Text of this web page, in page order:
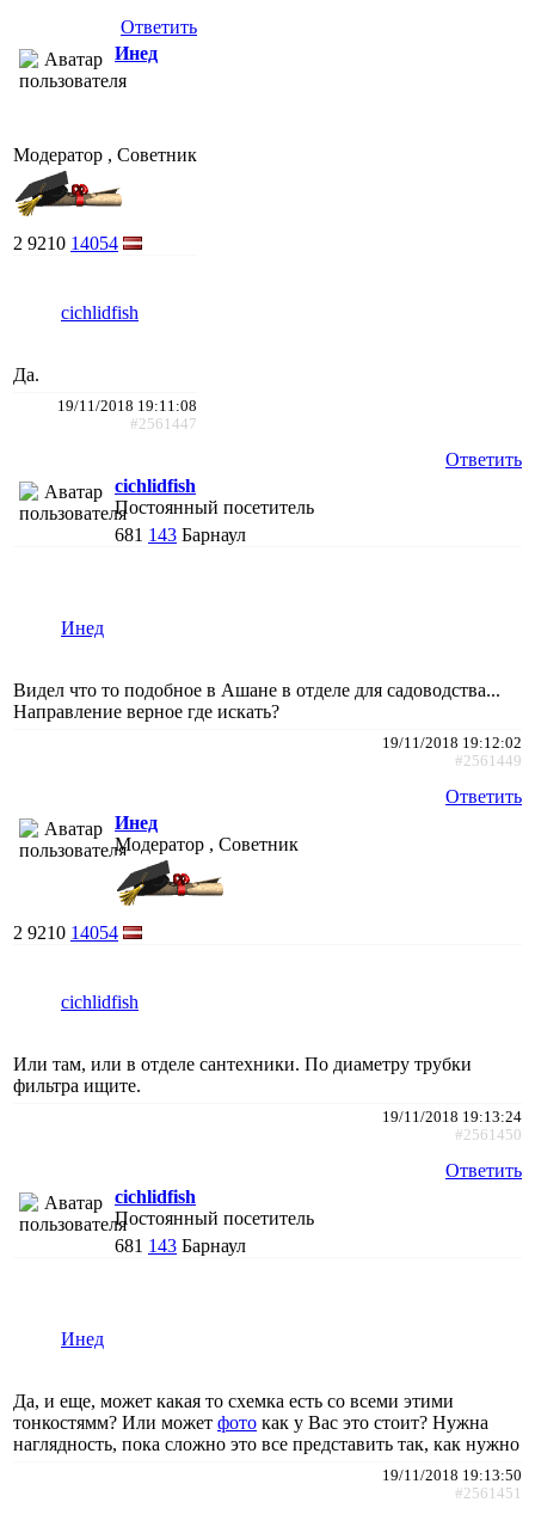
Ответить
Инед
Модератор , Советник
2 9210 14054
cichlidfish
Да.
19/11/2018 19:11:08
#2561447
Ответить
cichlidfish
Постоянный посетитель
681 143 Барнаул
Инед
Видел что то подобное в Ашане в отделе для садоводства...
Направление верное где искать?
19/11/2018 19:12:02
#2561449
Ответить
Инед
Модератор , Советник
2 9210 14054
cichlidfish
Или там, или в отделе сантехники. По диаметру трубки
фильтра ищите.
19/11/2018 19:13:24
#2561450
Ответить
cichlidfish
Постоянный посетитель
681 143 Барнаул
Инед
Да, и еще, может какая то схемка есть со всеми этими
тонкостямм? Или может фото как у Вас это стоит? Нужна
наглядность, пока сложно это все представить так, как нужно
19/11/2018 19:13:50
#2561451